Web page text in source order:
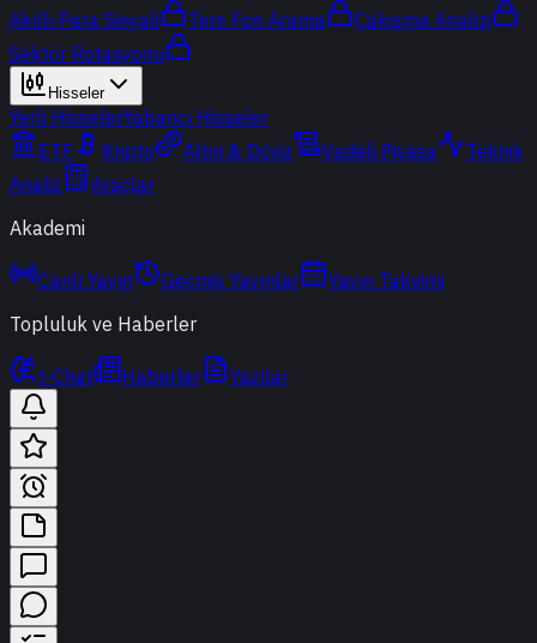
Akıllı Para Sinyali
Ters Fon Arama
Çakışma Analizi
Sektör Rotasyonu
Hisseler
Yerli HisselerYabancı Hisseler
ETF
Kripto Altın & Döviz Vadeli Piyasa
Teknik
Analiz
Araçlar
Akademi
Canlı Yayın Geçmiş Yayınlar
Yayın Takvimi
Topluluk ve Haberler
t-Chat Haberler Yazılar